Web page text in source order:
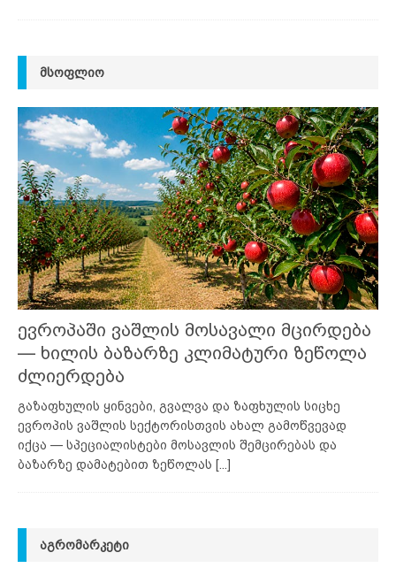
ᲛᲡᲝᲤᲚᲘᲝ
ევროპაში ვაშლის მოსავალი მცირდება
— ხილის ბაზარზე კლიმატური ზეწოლა
ძლიერდება
გაზაფხულის ყინვები, გვალვა და ზაფხულის სიცხე
ევროპის ვაშლის სექტორისთვის ახალ გამოწვევად
იქცა — სპეციალისტები მოსავლის შემცირებას და
ბაზარზე დამატებით ზეწოლას [...]
ᲐᲒᲠᲝᲛᲐᲠᲙᲔᲢᲘ